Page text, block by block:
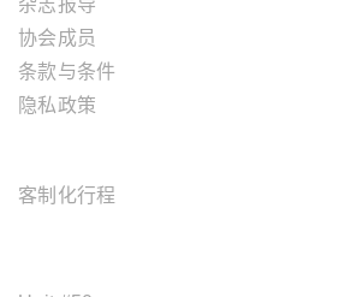
杂志报导
协会成员
条款与条件
隐私政策
客制化行程